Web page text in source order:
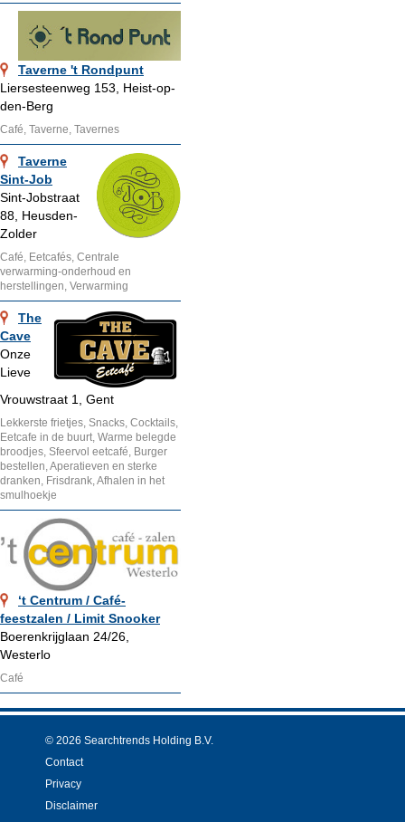
Taverne 't Rondpunt
Liersesteenweg 153, Heist-op-
den-Berg
Café, Taverne, Tavernes
Taverne
Sint-Job
Sint-Jobstraat
88, Heusden-
Zolder
Café, Eetcafés, Centrale
verwarming-onderhoud en
herstellingen, Verwarming
The
Cave
Onze
Lieve
Vrouwstraat 1, Gent
Lekkerste frietjes, Snacks, Cocktails,
Eetcafe in de buurt, Warme belegde
broodjes, Sfeervol eetcafé, Burger
bestellen, Aperatieven en sterke
dranken, Frisdrank, Afhalen in het
smulhoekje
‘t Centrum / Café-
feestzalen / Limit Snooker
Boerenkrijglaan 24/26,
Westerlo
Café
© 2026 Searchtrends Holding B.V.
Contact
Privacy
Disclaimer